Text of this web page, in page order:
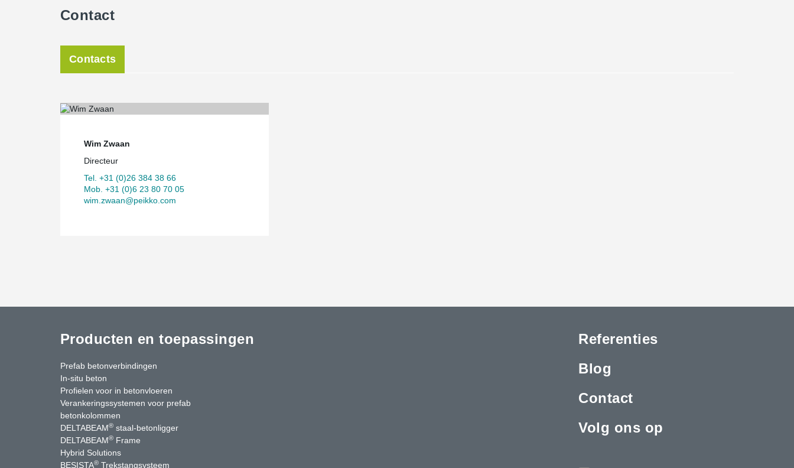
Contact
Contacts
Wim Zwaan
Directeur
Tel. +31 (0)26 384 38 66
Mob. +31 (0)6 23 80 70 05
wim.zwaan@peikko.com
Producten en toepassingen
Prefab betonverbindingen
In-situ beton
Profielen voor in betonvloeren
Verankeringssystemen voor prefab
betonkolommen
DELTABEAM® staal-betonligger
DELTABEAM® Frame
Hybrid Solutions
BESISTA® Trekstangsysteem
Referenties
Blog
Contact
Volg ons op